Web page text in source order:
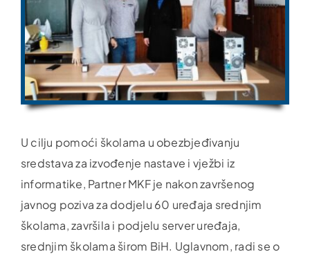
U cilju pomoći školama u obezbjeđivanju
sredstava za izvođenje nastave i vježbi iz
informatike, Partner MKF je nakon završenog
javnog poziva za dodjelu 60 uređaja srednjim
školama, završila i podjelu server uređaja,
srednjim školama širom BiH. Uglavnom, radi se o